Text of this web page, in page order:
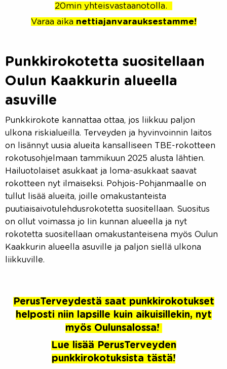
20min yhteisvastaanotolla.
Varaa aika nettiajanvarauksestamme!
Punkkirokotetta suositellaan
Oulun Kaakkurin alueella
asuville
Punkkirokote kannattaa ottaa, jos liikkuu paljon
ulkona riskialueilla. Terveyden ja hyvinvoinnin laitos
on lisännyt uusia alueita kansalliseen TBE-rokotteen
rokotusohjelmaan tammikuun 2025 alusta lähtien.
Hailuotolaiset asukkaat ja loma-asukkaat saavat
rokotteen nyt ilmaiseksi. Pohjois-Pohjanmaalle on
tullut lisää alueita, joille omakustanteista
puutiaisaivotulehdusrokotetta suositellaan. Suositus
on ollut voimassa jo Iin kunnan alueella ja nyt
rokotetta suositellaan omakustanteisena myös Oulun
Kaakkurin alueella asuville ja paljon siellä ulkona
liikkuville.
PerusTerveydestä saat punkkirokotukset
helposti niin lapsille kuin aikuisillekin, nyt
myös Oulunsalossa!
Lue lisää PerusTerveyden
punkkirokotuksista tästä!